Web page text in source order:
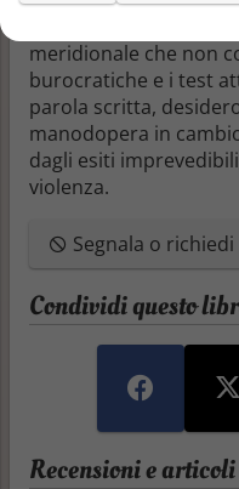
meridionale che non
burocratiche e i test
parola scritta,
manodopera in
dagli esiti
violenza.
Segnala o
Condividi questo
Recensioni e articoli